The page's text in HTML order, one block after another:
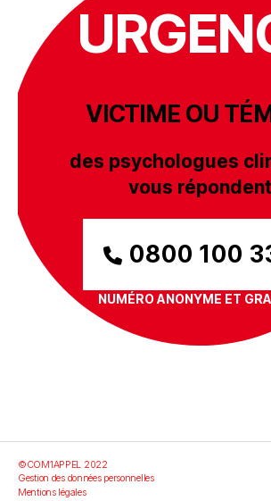
VICTIME OU
des psychologues
vous répondent
0800 100
NUMÉRO ANONYME ET
©COM1APPEL 2022
Gestion des données personnelles
Mentions légales